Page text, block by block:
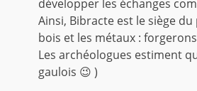
développer les échanges
Ainsi, Bibracte est le siège
bois et les métaux :
Les archéologues estiment
gaulois 😉 )